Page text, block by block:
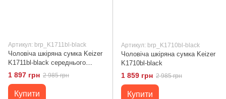
Артикул: brp_K1711bl-black
Чоловіча шкіряна сумка Keizer
K1711bl-black середнього
розміру для документів, чорна
1 897 грн 2 985 грн
Купити
Артикул: brp_K1710bl-black
Чоловіча шкіряна сумка Keizer
K1710bl-black
1 859 грн 2 985 грн
Купити